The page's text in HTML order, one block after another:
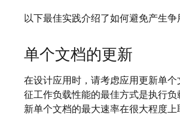
以下最佳实践介绍了如何避免产生争
单个文档的更新
在设计应用时，请考虑应用更新单
征工作负载性能的最佳方式是执行
新单个文档的最大速率在很大程度上